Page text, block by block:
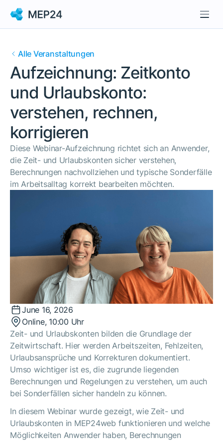
Alle Veranstaltungen
Aufzeichnung: Zeitkonto
und Urlaubskonto:
verstehen, rechnen,
korrigieren
Diese Webinar-Aufzeichnung richtet sich an Anwender,
die Zeit- und Urlaubskonten sicher verstehen,
Berechnungen nachvollziehen und typische Sonderfälle
im Arbeitsalltag korrekt bearbeiten möchten.
June 16, 2026
Online, 10:00 Uhr
Zeit- und Urlaubskonten bilden die Grundlage der
Zeitwirtschaft. Hier werden Arbeitszeiten, Fehlzeiten,
Urlaubsansprüche und Korrekturen dokumentiert.
Umso wichtiger ist es, die zugrunde liegenden
Berechnungen und Regelungen zu verstehen, um auch
bei Sonderfällen sicher handeln zu können.
In diesem Webinar wurde gezeigt, wie Zeit- und
Urlaubskonten in MEP24web funktionieren und welche
Möglichkeiten Anwender haben, Berechnungen